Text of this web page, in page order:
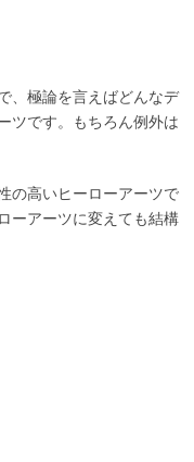
、極論を言えばどんなデ
ツです。もちろん例外は
の高いヒーローアーツで
ーアーツに変えても結構